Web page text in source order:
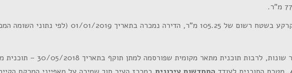
הדירה שבנדון ממוקמת בקומת הקרקע בשטח רשום של 105.25 מ"ר, הדירה נמכרה בתאריך 01/01/2019
לרבות תוכנית מתאר מקומית שפורסמה למתן תוקף בתאריך 30/05/2018 – תוכנית מס'